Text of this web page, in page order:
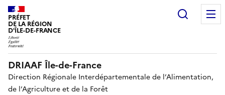
PRÉFET
DE LA RÉGION
D'ÎLE-DE-FRANCE
DRIAAF Île-de-France
Direction Régionale Interdépartementale de l’Alimentation,
de l’Agriculture et de la Forêt